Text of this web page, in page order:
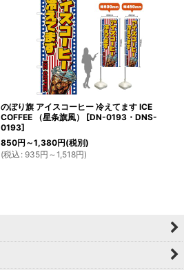
のぼり旗 アイスコーヒー 冷えてます ICE
COFFEE （星条旗風）
[DN-0193・DNS-
0193]
850円 ～1,380円(税別)
(税込 : 935円 ～1,518円)